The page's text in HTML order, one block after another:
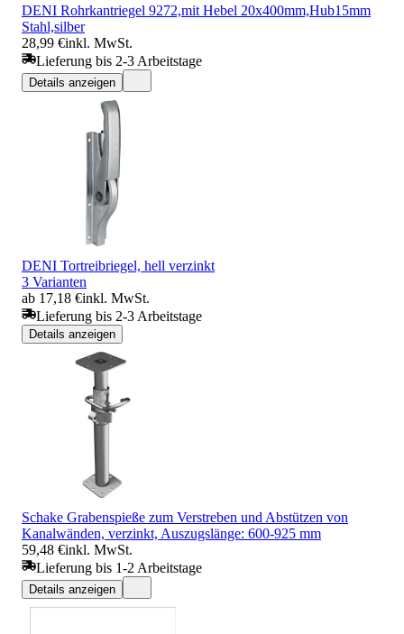
DENI Rohrkantriegel 9272,mit Hebel 20x400mm,Hub15mm
Stahl,silber
28,99 €inkl. MwSt.
Lieferung bis 2-3 Arbeitstage
Details anzeigen
DENI Tortreibriegel, hell verzinkt
3 Varianten
ab 17,18 €inkl. MwSt.
Lieferung bis 2-3 Arbeitstage
Details anzeigen
Schake Grabenspieße zum Verstreben und Abstützen von
Kanalwänden, verzinkt, Auszugslänge: 600-925 mm
59,48 €inkl. MwSt.
Lieferung bis 1-2 Arbeitstage
Details anzeigen